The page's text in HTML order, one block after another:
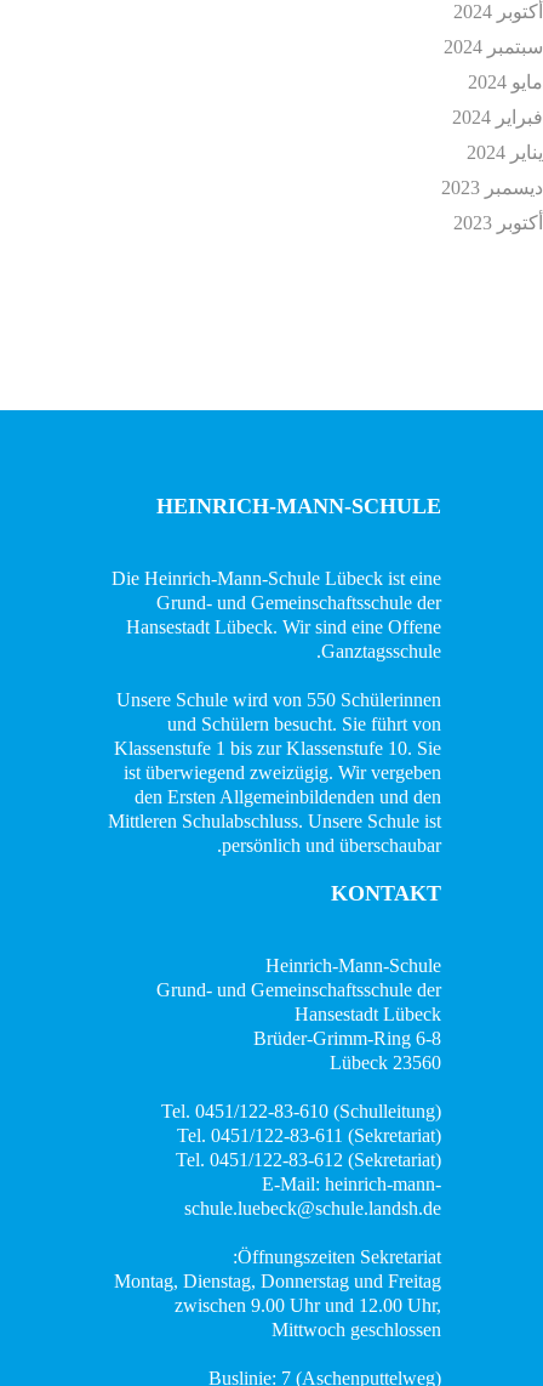
أكتوبر 2024
سبتمبر 2024
مايو 2024
فبراير 2024
يناير 2024
ديسمبر 2023
أكتوبر 2023
HEINRICH-MANN-SCHULE
Die Heinrich-Mann-Schule Lübeck ist eine
Grund- und Gemeinschaftsschule der
Hansestadt Lübeck. Wir sind eine Offene
Ganztagsschule.
Unsere Schule wird von 550 Schülerinnen
und Schülern besucht. Sie führt von
Klassenstufe 1 bis zur Klassenstufe 10. Sie
ist überwiegend zweizügig. Wir vergeben
den Ersten Allgemeinbildenden und den
Mittleren Schulabschluss. Unsere Schule ist
persönlich und überschaubar.
KONTAKT
Heinrich-Mann-Schule
Grund- und Gemeinschaftsschule der
Hansestadt Lübeck
Brüder-Grimm-Ring 6-8
23560 Lübeck
Tel. 0451/122-83-610 (Schulleitung)
Tel. 0451/122-83-611 (Sekretariat)
Tel. 0451/122-83-612 (Sekretariat)
E-Mail: heinrich-mann-
schule.luebeck@schule.landsh.de
Öffnungszeiten Sekretariat:
Montag, Dienstag, Donnerstag und Freitag
zwischen 9.00 Uhr und 12.00 Uhr,
Mittwoch geschlossen
Buslinie: 7 (Aschenputtelweg)